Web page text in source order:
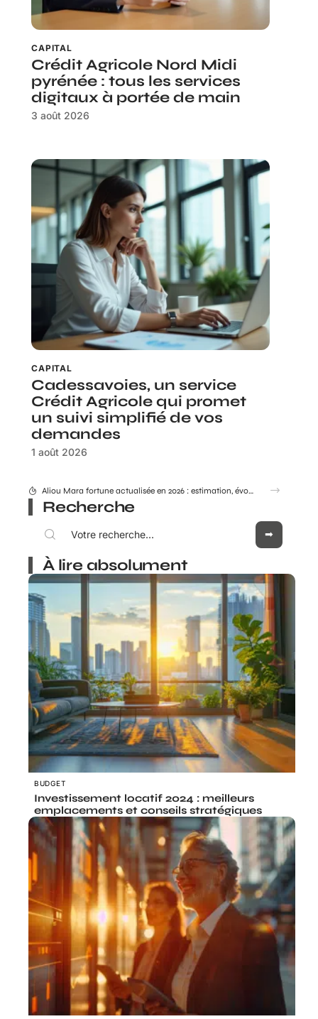
CAPITAL
Crédit Agricole Nord Midi
pyrénée : tous les services
digitaux à portée de main
3 août 2026
CAPITAL
Cadessavoies, un service
Crédit Agricole qui promet
un suivi simplifié de vos
demandes
1 août 2026
Crédit Agricole Nord Midi pyrénée : tous les services digitaux à portée de main
Recherche
À lire absolument
BUDGET
Investissement locatif 2024 : meilleurs
emplacements et conseils stratégiques